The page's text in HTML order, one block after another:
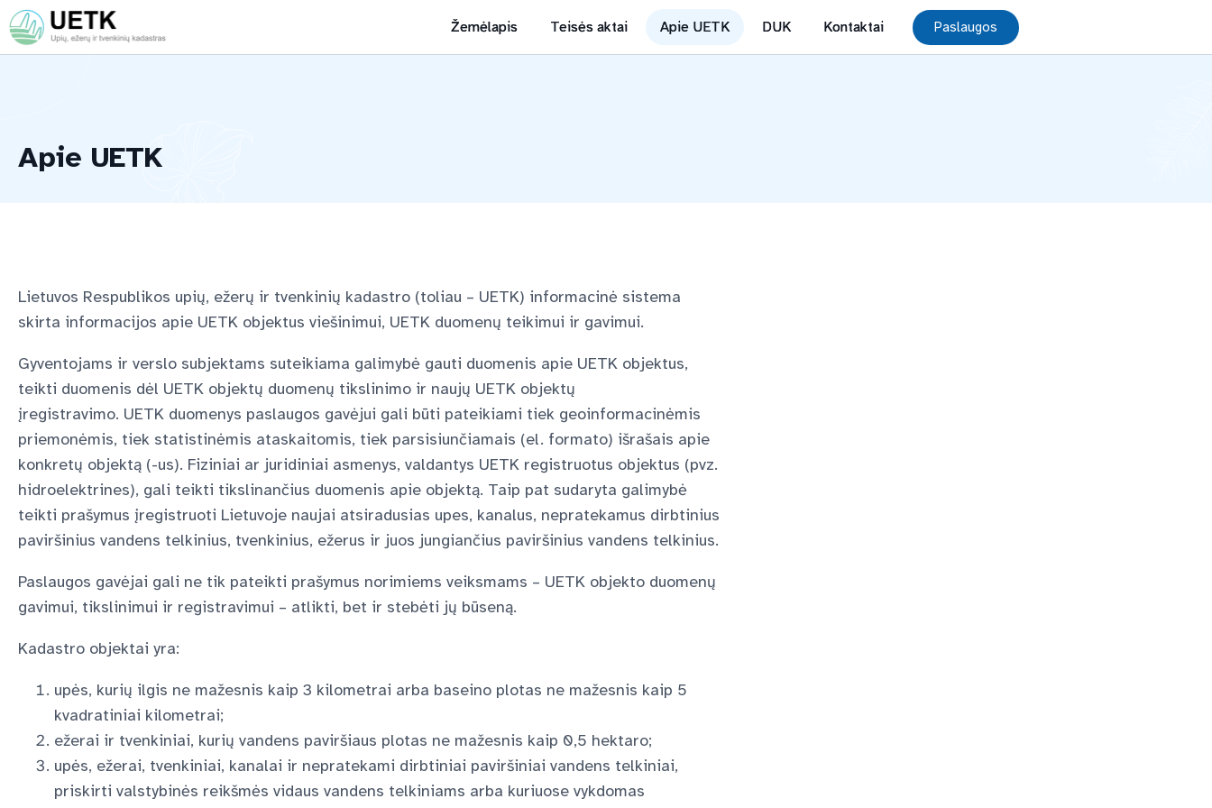
Žemėlapis Teisės aktai Apie UETK DUK Kontaktai Paslaugos
Apie UETK
Lietuvos Respublikos upių, ežerų ir tvenkinių kadastro (toliau – UETK) informacinė sistema
skirta informacijos apie UETK objektus viešinimui, UETK duomenų teikimui ir gavimui.
Gyventojams ir verslo subjektams suteikiama galimybė gauti duomenis apie UETK objektus,
teikti duomenis dėl UETK objektų duomenų tikslinimo ir naujų UETK objektų
įregistravimo. UETK duomenys paslaugos gavėjui gali būti pateikiami tiek geoinformacinėmis
priemonėmis, tiek statistinėmis ataskaitomis, tiek parsisiunčiamais (el. formato) išrašais apie
konkretų objektą (-us). Fiziniai ar juridiniai asmenys, valdantys UETK registruotus objektus (pvz.
hidroelektrines), gali teikti tikslinančius duomenis apie objektą. Taip pat sudaryta galimybė
teikti prašymus įregistruoti Lietuvoje naujai atsiradusias upes, kanalus, nepratekamus dirbtinius
paviršinius vandens telkinius, tvenkinius, ežerus ir juos jungiančius paviršinius vandens telkinius.
Paslaugos gavėjai gali ne tik pateikti prašymus norimiems veiksmams – UETK objekto duomenų
gavimui, tikslinimui ir registravimui – atlikti, bet ir stebėti jų būseną.
Kadastro objektai yra:
upės, kurių ilgis ne mažesnis kaip 3 kilometrai arba baseino plotas ne mažesnis kaip 5
kvadratiniai kilometrai;
ežerai ir tvenkiniai, kurių vandens paviršiaus plotas ne mažesnis kaip 0,5 hektaro;
upės, ežerai, tvenkiniai, kanalai ir nepratekami dirbtiniai paviršiniai vandens telkiniai,
priskirti valstybinės reikšmės vidaus vandens telkiniams arba kuriuose vykdomas